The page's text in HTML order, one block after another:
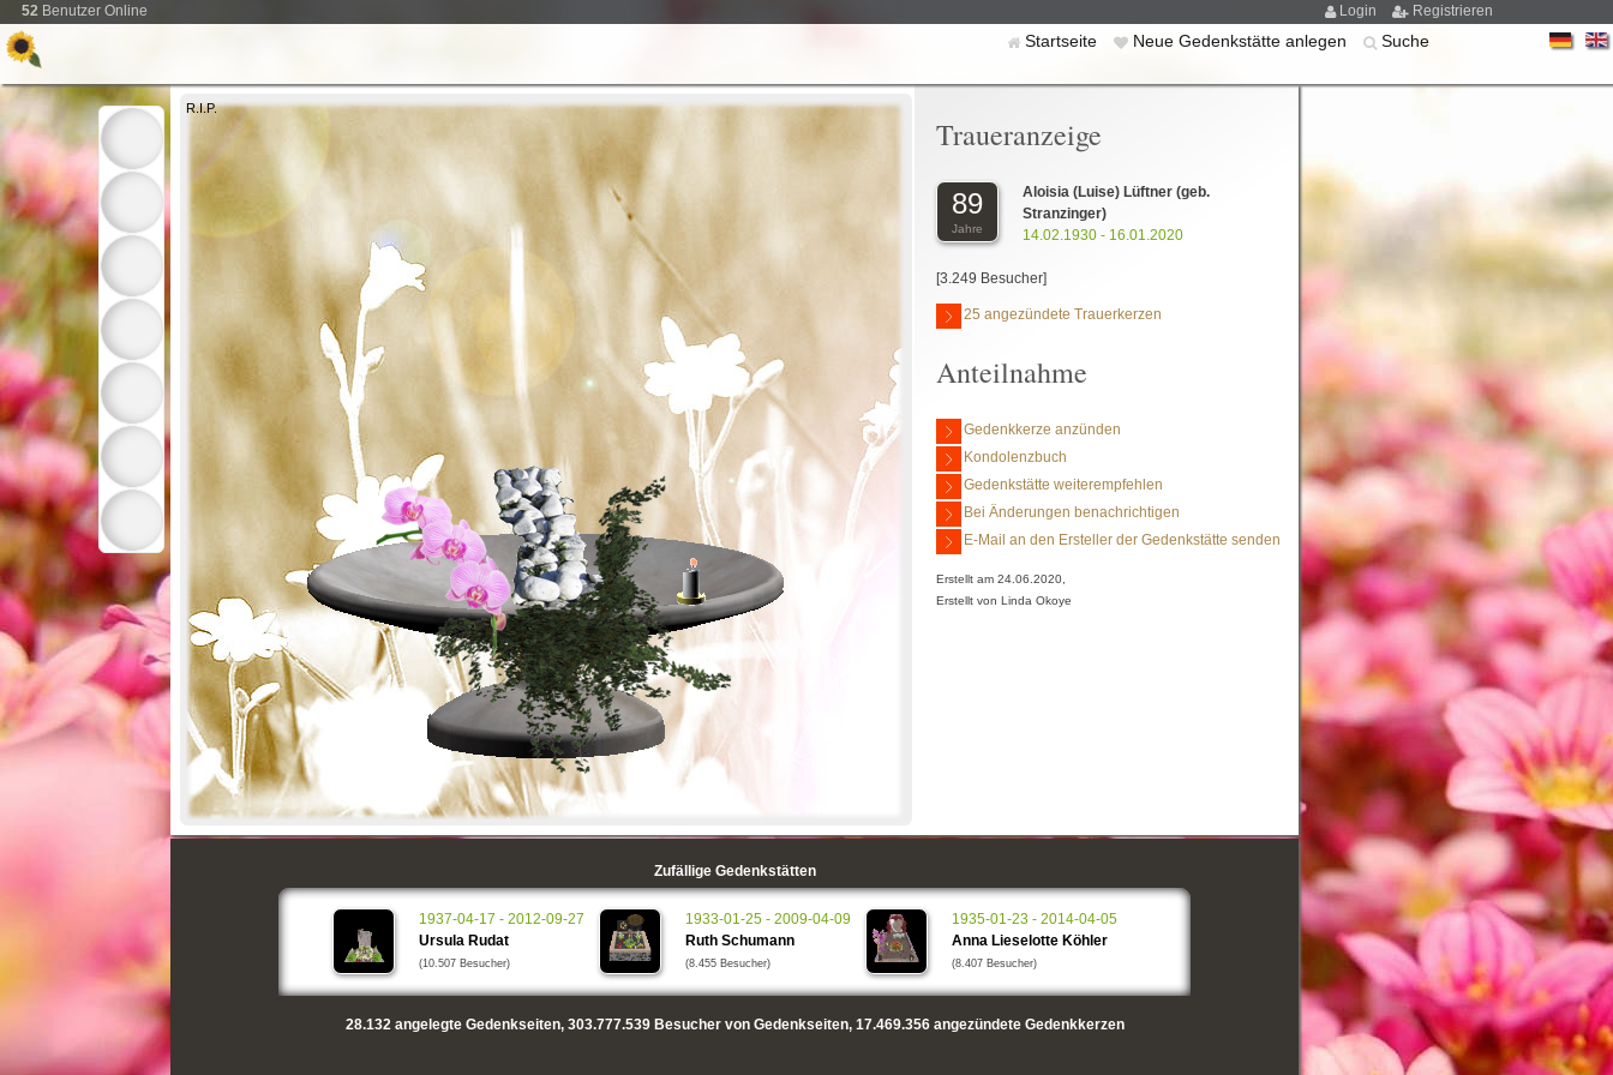
52 Benutzer Online Login Registrieren
Startseite Neue Gedenkstätte anlegen Suche
R.I.P.
Traueranzeige
89
Jahre
Aloisia (Luise) Lüftner (geb.
Stranzinger)
14.02.1930 - 16.01.2020
[3.249 Besucher]
25 angezündete Trauerkerzen
Anteilnahme
Gedenkkerze anzünden
Kondolenzbuch
Gedenkstätte weiterempfehlen
Bei Änderungen benachrichtigen
E-Mail an den Ersteller der Gedenkstätte senden
Erstellt am 24.06.2020,
Erstellt von Linda Okoye
Zufällige Gedenkstätten
1937-04-17 - 2012-09-27
Ursula Rudat
(10.507 Besucher)
1933-01-25 - 2009-04-09
Ruth Schumann
(8.455 Besucher)
1935-01-23 - 2014-04-05
Anna Lieselotte Köhler
(8.407 Besucher)
28.132angelegte Gedenkseiten, 303.777.539Besucher von Gedenkseiten, 17.469.356angezündete Gedenkkerzen